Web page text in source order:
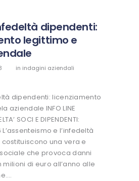
dipendenti:
legittimo e
in indagini aziendali
dipendenti: licenziamento
aziendale INFO LINE
SOCI E DIPENDENTI:
L’assenteismo e l’infedeltà
una vera e
che provoca danni
di euro all’anno alle